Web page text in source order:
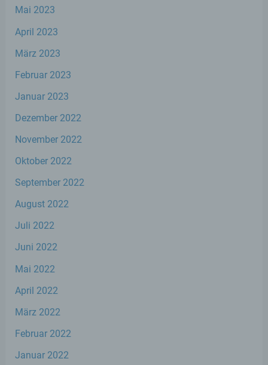
Mai 2023
April 2023
März 2023
Februar 2023
Januar 2023
Dezember 2022
November 2022
Oktober 2022
September 2022
August 2022
Juli 2022
Juni 2022
Mai 2022
April 2022
März 2022
Februar 2022
Januar 2022
wirtschaftlicher Lage, Gesundheit,
persönlicher Vorlieben, Interessen,
Zuverlässigkeit, Verhalten, Aufenthaltsort
oder Ortswechsel dieser natürlichen Person
zu analysieren oder vorherzusagen.
f) Pseudonymisierung
personenbezogener Daten in einer Weise,
ohne Hinzuziehung zusätzlicher
betroffenen Person zugeordnet werden
werden und technischen und
organisatorischen Maßnahmen unterliegen,
identifizierten oder identifizierbaren
g) Verantwortlicher oder für die
Verarbeitung Verantwortlicher